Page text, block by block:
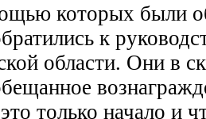
которых были
к
области. Они в
только начало и